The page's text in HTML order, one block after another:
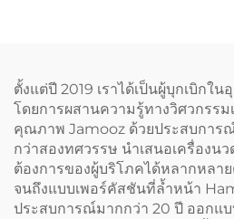
ตั้งแต่ปี 2019 เราได้เป็นผู้บุกเบิกใ
โดยการผสานความรู้ทางวิศวกรร
คุณภาพ Jamooz ด้วยประสบการ
กว่าสองทศวรรษ นำเสนอเครื่องน
ต้องการของผู้บริโภคได้หลากหลา
จนถึงแบบเพอร์คัสชันที่ล้ำหน้า
ประสบการณ์มากกว่า 20 ปี ออกแ